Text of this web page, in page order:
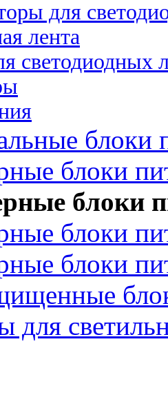
для
лента
светодиодных
блоки
блоки
блоки
блоки
блоки
для